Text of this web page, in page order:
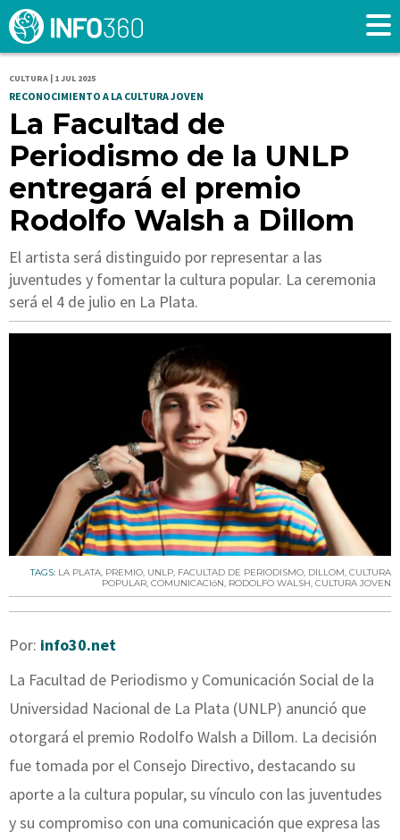
CULTURA | 1 JUL 2025
RECONOCIMIENTO A LA CULTURA JOVEN
La Facultad de
Periodismo de la UNLP
entregará el premio
Rodolfo Walsh a Dillom
El artista será distinguido por representar a las
juventudes y fomentar la cultura popular. La ceremonia
será el 4 de julio en La Plata.
TAGS: LA PLATA, PREMIO, UNLP, FACULTAD DE PERIODISMO, DILLOM, CULTURA
POPULAR, COMUNICACIóN, RODOLFO WALSH, CULTURA JOVEN
Por: info30.net
La Facultad de Periodismo y Comunicación Social de la
Universidad Nacional de La Plata (UNLP) anunció que
otorgará el premio Rodolfo Walsh a Dillom. La decisión
fue tomada por el Consejo Directivo, destacando su
aporte a la cultura popular, su vínculo con las juventudes
y su compromiso con una comunicación que expresa las